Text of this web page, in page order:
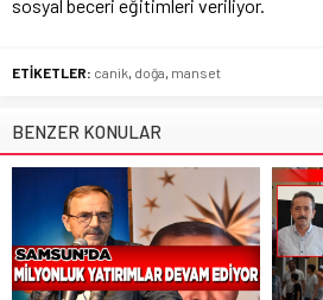
sosyal beceri eğitimleri veriliyor.
ETİKETLER: canik, doğa, manset
BENZER KONULAR